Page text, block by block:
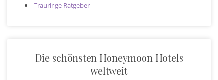
Trauringe Ratgeber
Die schönsten Honeymoon Hotels
weltweit